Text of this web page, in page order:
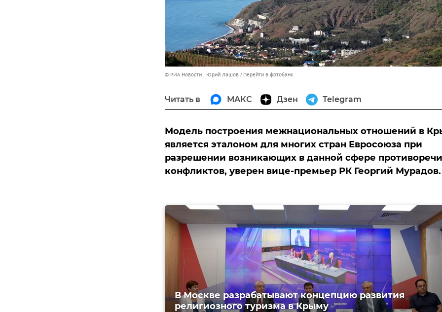
© РИА Новости . Юрий Лашов Перейти в фотобанк
Читать в МАКС Дзен Telegram
Модель построения межнациональных отношений в
является эталоном для многих стран Евросоюза при
разрешении возникающих в данной сфере
конфликтов, уверен вице-премьер РК Георгий Мурадов.
В Москве разрабатывают концепцию развития
религиозного туризма в Крыму